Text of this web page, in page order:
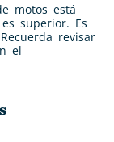
motos está
superior. Es
revisar
el